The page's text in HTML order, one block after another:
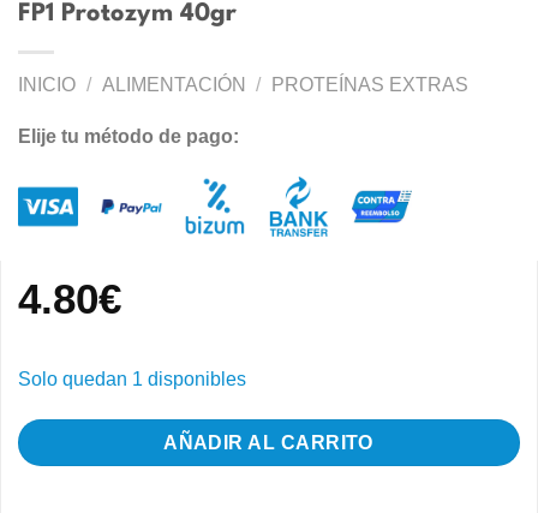
FP1 Protozym 40gr
INICIO / ALIMENTACIÓN / PROTEÍNAS EXTRAS
Elije tu método de pago:
4.80€
Solo quedan 1 disponibles
AÑADIR AL CARRITO